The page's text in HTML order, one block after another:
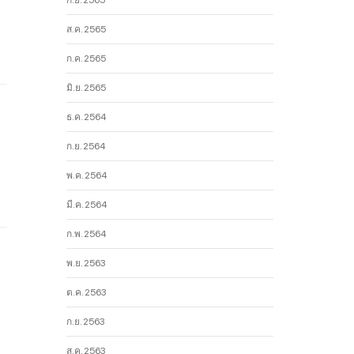
ส.ค. 2565
ก.ค. 2565
มิ.ย. 2565
ธ.ค. 2564
ก.ย. 2564
พ.ค. 2564
มี.ค. 2564
ก.พ. 2564
พ.ย. 2563
ต.ค. 2563
ก.ย. 2563
ส.ค. 2563